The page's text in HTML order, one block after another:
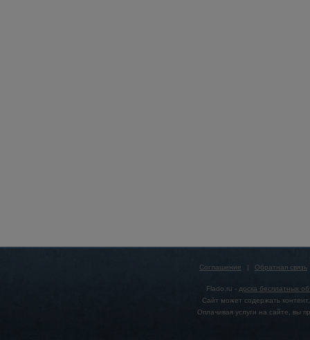
Соглашение | Обратная связь
Flado.ru - доска бесплатных
Сайт может содержать
Оплачивая услуги на сайте, вы